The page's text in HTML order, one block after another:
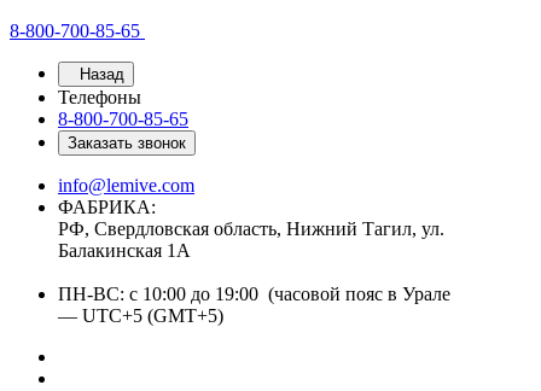
8-800-700-85-65
Назад
Телефоны
8-800-700-85-65
Заказать звонок
info@lemive.com
ФАБРИКА:
РФ, Свердловская область, Нижний Тагил, ул.
Балакинская 1А
ПН-ВС: с 10:00 до 19:00 (часовой пояс в Урале
— UTC+5 (GMT+5)